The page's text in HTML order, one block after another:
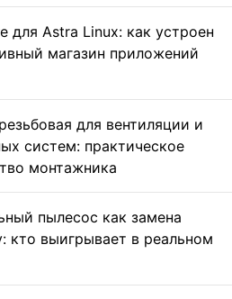
для Astra Linux: как устроен
магазин приложений
для вентиляции и
систем: практическое
монтажника
пылесос как замена
кто выигрывает в реальном